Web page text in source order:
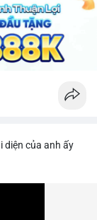
các khối xác
tiếp lên
điều chỉnh.
diện của anh ấy